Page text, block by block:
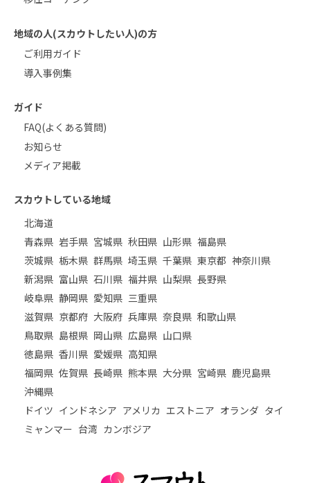
地域の人(スカウトしたい人)の方
ご利用ガイド
導入事例集
ガイド
FAQ(よくある質問)
お知らせ
メディア掲載
スカウトしている地域
北海道
青森県 岩手県 宮城県 秋田県 山形県 福島県
茨城県 栃木県 群馬県 埼玉県 千葉県 東京都 神奈川県
新潟県 富山県 石川県 福井県 山梨県 長野県
岐阜県 静岡県 愛知県 三重県
滋賀県 京都府 大阪府 兵庫県 奈良県 和歌山県
鳥取県 島根県 岡山県 広島県 山口県
徳島県 香川県 愛媛県 高知県
福岡県 佐賀県 長崎県 熊本県 大分県 宮崎県 鹿児島県
沖縄県
ドイツ インドネシア アメリカ エストニア オランダ タイ
ミャンマー 台湾 カンボジア